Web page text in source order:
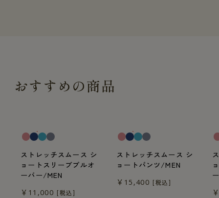
おすすめの商品
ストレッチスムース シ
ョートスリーブプルオ
ーバー/MEN
￥11,000 [税込]
ストレッチスムース シ
ョートパンツ/MEN
￥15,400 [税込]